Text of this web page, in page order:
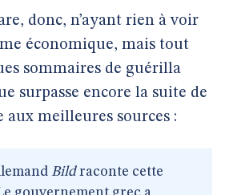
donc, n’ayant rien à voir
économique, mais tout
sommaires de guérilla
surpasse encore la suite de
aux meilleures sources :
Bildraconte cette